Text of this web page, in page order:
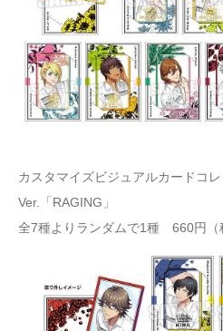
カスタマイズビジュアルカードコ
Ver.「RAGING」
全7種よりランダムで1種 660円（